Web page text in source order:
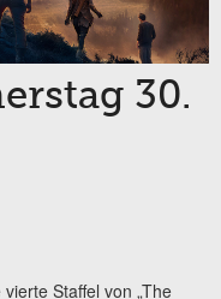
30.
Staffel von „The